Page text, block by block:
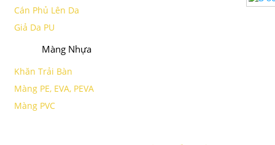
Cán Phủ Lên Da
Giả Da PU
Màng Nhựa
Khăn Trải Bàn
Màng PE, EVA, PEVA
Màng PVC